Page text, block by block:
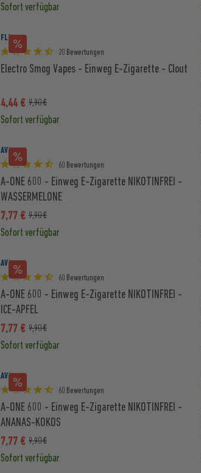
Sofort verfügbar
FLER
20 Bewertungen
Electro Smog Vapes - Einweg E-Zigarette - Clout
4,44 € 9,90 €
Sofort verfügbar
AVORIA
60 Bewertungen
A-ONE 600 - Einweg E-Zigarette NIKOTINFREI -
WASSERMELONE
7,77 € 9,90 €
Sofort verfügbar
AVORIA
60 Bewertungen
A-ONE 600 - Einweg E-Zigarette NIKOTINFREI -
ICE-APFEL
7,77 € 9,90 €
Sofort verfügbar
AVORIA
60 Bewertungen
A-ONE 600 - Einweg E-Zigarette NIKOTINFREI -
ANANAS-KOKOS
7,77 € 9,90 €
Sofort verfügbar